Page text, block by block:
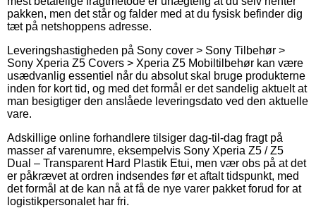
pakken, men det står og falder med at du fysisk befinder dig
tæt på netshoppens adresse.
Leveringshastigheden på Sony cover > Sony Tilbehør >
Sony Xperia Z5 Covers > Xperia Z5 Mobiltilbehør kan være
usædvanlig essentiel når du absolut skal bruge produkterne
inden for kort tid, og med det formål er det sandelig aktuelt at
man besigtiger den anslåede leveringsdato ved den aktuelle
vare.
Adskillige online forhandlere tilsiger dag-til-dag fragt på
masser af varenumre, eksempelvis Sony Xperia Z5 / Z5
Dual – Transparent Hard Plastik Etui, men vær obs på at det
er påkrævet at ordren indsendes før et aftalt tidspunkt, med
det formål at de kan nå at få de nye varer pakket forud for at
logistikpersonalet har fri.